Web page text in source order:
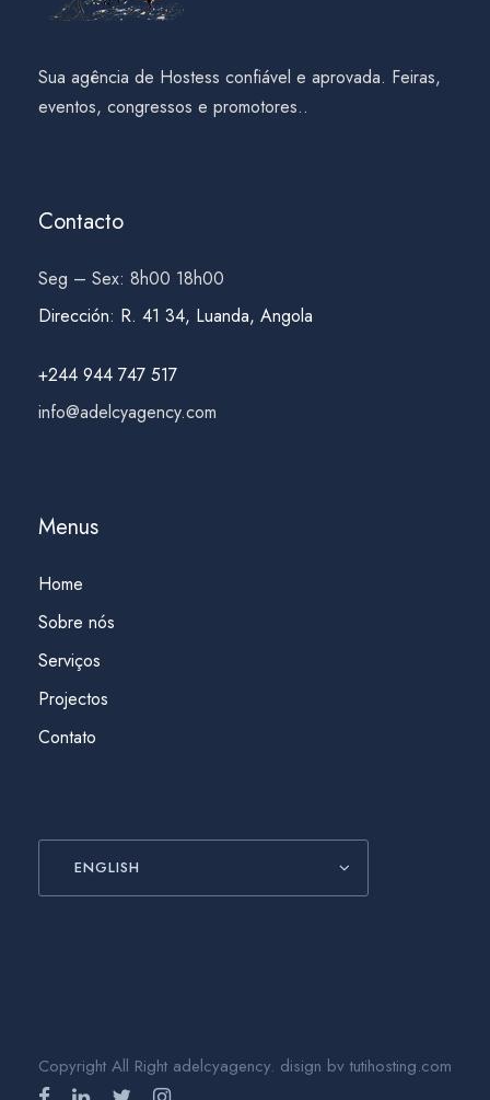
Sua agência de Hostess confiável e aprovada. Feiras,
eventos, congressos e promotores..
Contacto
Seg – Sex: 8h00 18h00
Dirección: R. 41 34, Luanda, Angola
+244 944 747 517
info@adelcyagency.com
Menus
Home
Sobre nós
Serviços
Projectos
Contato
ENGLISH
Copyright All Right adelcyagency. disign bv tutihosting.com